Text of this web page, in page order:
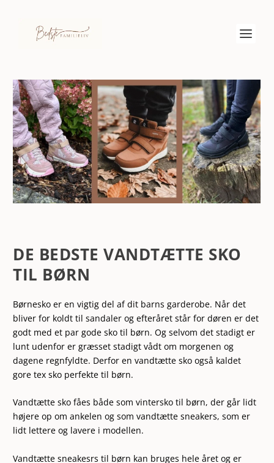
DE BEDSTE VANDTÆTTE SKO
TIL BØRN
Børnesko er en vigtig del af dit barns garderobe. Når det
bliver for koldt til sandaler og efteråret står for døren er det
godt med et par gode sko til børn. Og selvom det stadigt er
lunt udenfor er græsset stadigt vådt om morgenen og
dagene regnfyldte. Derfor en vandtætte sko også kaldet
gore tex sko perfekte til børn.
Vandtætte sko fåes både som vintersko til børn, der går lidt
højere op om ankelen og som vandtætte sneakers, som er
lidt lettere og lavere i modellen.
Vandtætte sneakesrs til børn kan bruges hele året og er